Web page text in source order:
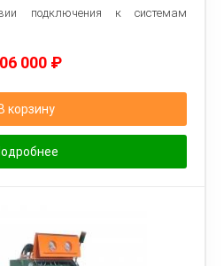
подключения к системам
000 ₽
В корзину